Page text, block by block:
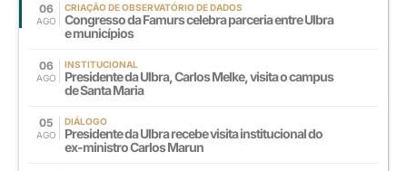
06
AGO
CRIAÇÃO DE OBSERVATÓRIO DE DADOS
Congresso da Famurs celebra parceria entre Ulbra
e municípios
06
AGO
INSTITUCIONAL
Presidente da Ulbra, Carlos Melke, visita o campus
de Santa Maria
05
AGO
DIÁLOGO
Presidente da Ulbra recebe visita institucional do
ex-ministro Carlos Marun